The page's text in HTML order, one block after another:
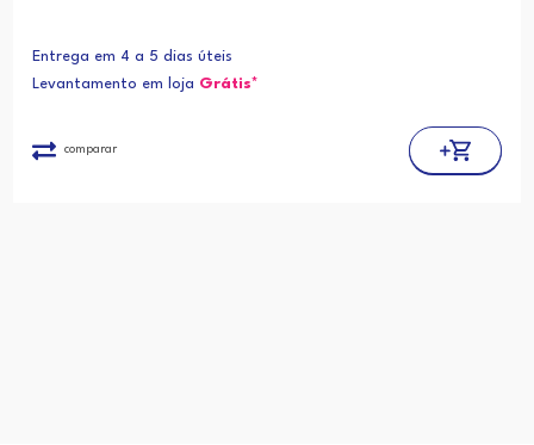
Entrega em 4 a 5 dias úteis
Levantamento em loja Grátis*
comparar